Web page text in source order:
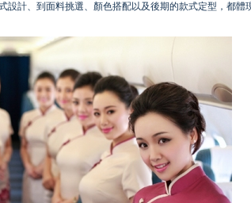
計、到面料挑選、顏色搭配以及後期的款式定型，都體